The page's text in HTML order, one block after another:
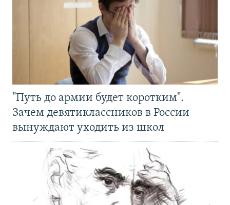
"Путь до армии будет коротким".
Зачем девятиклассников в России
вынуждают уходить из школ